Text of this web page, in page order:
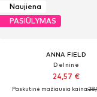
Naujiena
PASIŪLYMAS
ANNA FIELD
Delninė
24,57 €
Paskutinė mažiausia kaina: